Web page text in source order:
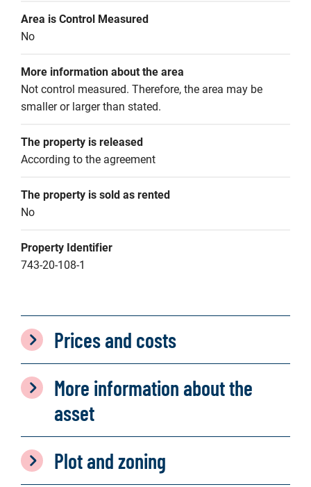
Area is Control Measured
No
More information about the area
Not control measured. Therefore, the area may be
smaller or larger than stated.
The property is released
According to the agreement
The property is sold as rented
No
Property Identifier
743-20-108-1
Prices and costs
More information about the
asset
Plot and zoning